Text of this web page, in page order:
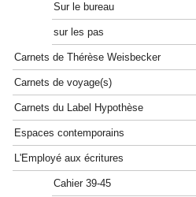
Sur le bureau
sur les pas
Carnets de Thérèse Weisbecker
Carnets de voyage(s)
Carnets du Label Hypothèse
Espaces contemporains
L'Employé aux écritures
Cahier 39-45